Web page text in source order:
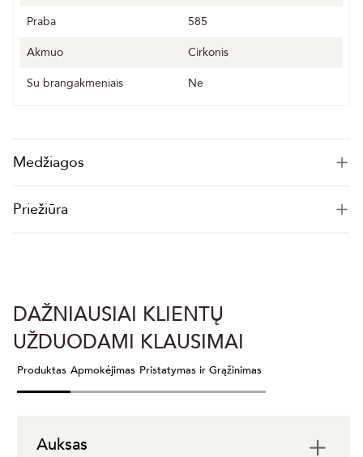
Praba
585
Akmuo
Cirkonis
Su brangakmeniais
Ne
Medžiagos
Priežiūra
DAŽNIAUSIAI KLIENTŲ
UŽDUODAMI KLAUSIMAI
Produktas Apmokėjimas Pristatymas ir Grąžinimas
Auksas